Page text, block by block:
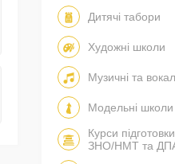
Дитячі табори
Художні школи
Музичні та
Модельні школи
Курси
ЗНО/НМТ та